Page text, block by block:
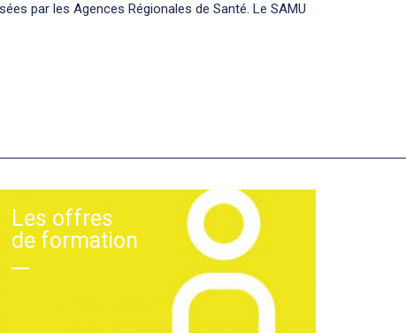
par les Agences Régionales de Santé. Le SAMU
Les offres
de formation